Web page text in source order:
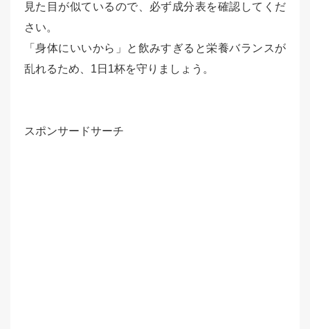
見た目が似ているので、必ず成分表を確認してくだ
さい。
「身体にいいから」と飲みすぎると栄養バランスが
乱れるため、1日1杯を守りましょう。
スポンサードサーチ